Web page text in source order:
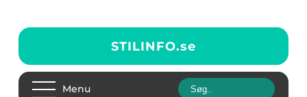
STILINFO.se
Menu